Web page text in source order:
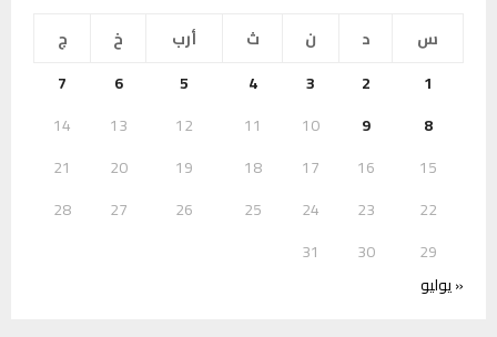
س
د ن ث أرب خ
ج
1
2
3
4
5
6
7
8
9
10
11
12
13
14
15
16
17
18
19
20
21
22
23
24
25
26
27
28
29
30
31
« يوليو